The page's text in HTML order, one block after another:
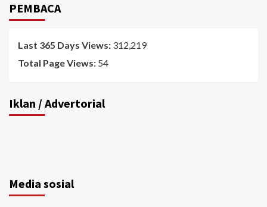
PEMBACA
Last 365 Days Views: 312,219
Total Page Views: 54
Iklan / Advertorial
Media sosial